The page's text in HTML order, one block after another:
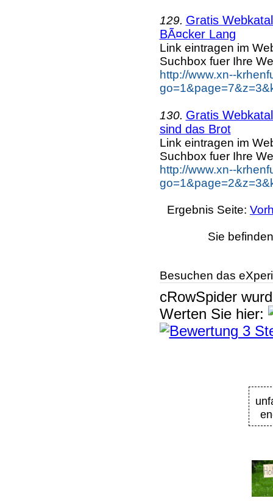
129. Gratis
BÃ¤cker Lang
Link eintragen im
Suchbox fuer Ihre
http://www.xn--
130. Gratis
sind das Brot
Link eintragen im
Suchbox fuer Ihre
http://www.xn--
Ergebnis Seite:
Sie
Besuchen das
cRowSpider
Werten Sie hier: